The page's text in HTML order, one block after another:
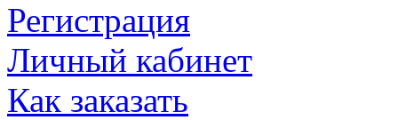
Регистрация
Личный кабинет
Как заказать